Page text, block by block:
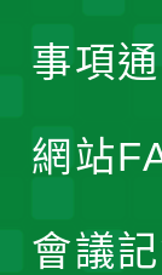
事項
網站
會議